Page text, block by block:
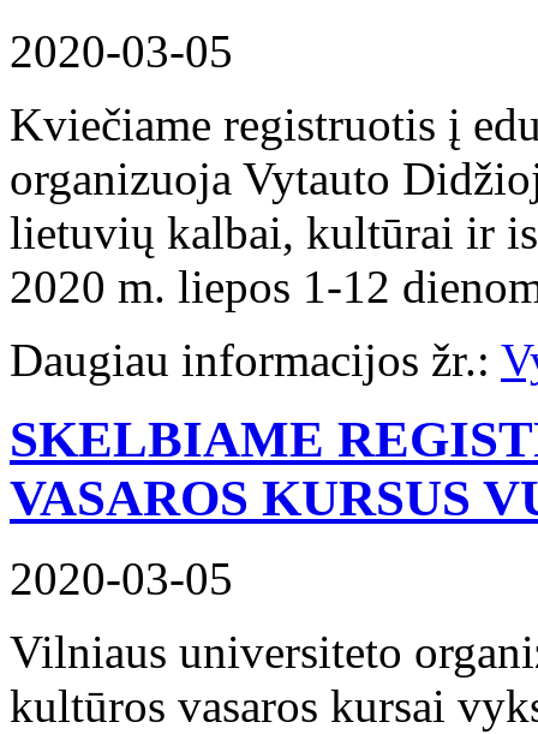
2020-03-05
Kviečiame registruotis į
organizuoja Vytauto
lietuvių kalbai, kultūrai ir
2020 m. liepos 1-12
Daugiau informacijos žr.:
SKELBIAME
VASAROS KURSUS
2020-03-05
Vilniaus universiteto
kultūros vasaros kursai